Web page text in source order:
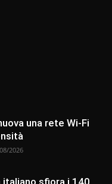
una rete Wi-Fi
2026